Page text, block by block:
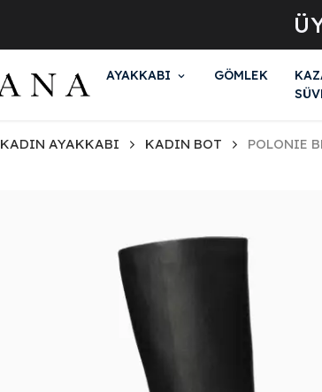
AYAKKABI GÖMLEK
KADIN AYAKKABI KADIN BOT POLONIE